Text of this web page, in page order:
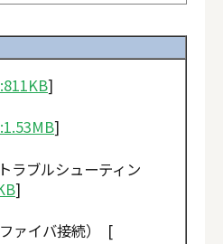
機器表
]
]
ラブルシューティン
]
ァイバ接続） [